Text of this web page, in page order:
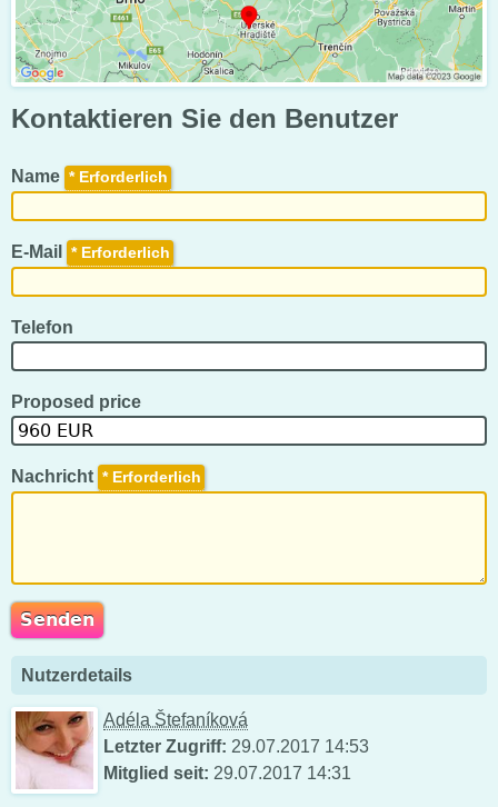
Kontaktieren Sie den Benutzer
Name *
E-Mail *
Telefon
Proposed price
Nachricht *
Nutzerdetails
Adéla Štefaníková
Letzter Zugriff: 29.07.2017 14:53
Mitglied seit: 29.07.2017 14:31